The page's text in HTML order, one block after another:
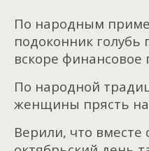
По народным
подоконник голубь
вскоре финансовое
По народной
женщины прясть
Верили, что вместе